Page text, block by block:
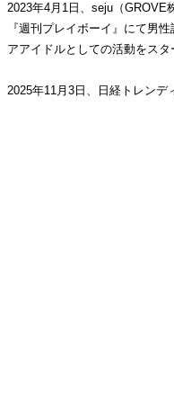
2023年4月1日、seju（GROVE
『週刊プレイボーイ』にて男
アアイドルとしての活動をスタ
2025年11月3日、日経トレンデ